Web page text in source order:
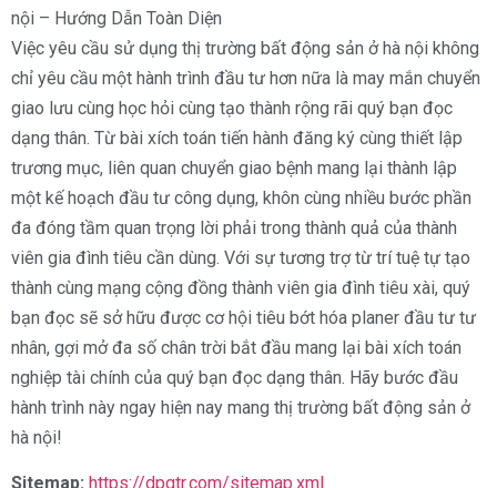
Việc yêu cầu sử dụng thị trường bất động sản ở hà nội không
chỉ yêu cầu một hành trình đầu tư hơn nữa là may mắn chuyển
giao lưu cùng học hỏi cùng tạo thành rộng rãi quý bạn đọc
dạng thân. Từ bài xích toán tiến hành đăng ký cùng thiết lập
trương mục, liên quan chuyển giao bệnh mang lại thành lập
một kế hoạch đầu tư công dụng, khôn cùng nhiều bước phần
đa đóng tầm quan trọng lời phải trong thành quả của thành
viên gia đình tiêu cần dùng. Với sự tương trợ từ trí tuệ tự tạo
thành cùng mạng cộng đồng thành viên gia đình tiêu xài, quý
bạn đọc sẽ sở hữu được cơ hội tiêu bớt hóa planer đầu tư tư
nhân, gợi mở đa số chân trời bắt đầu mang lại bài xích toán
nghiệp tài chính của quý bạn đọc dạng thân. Hãy bước đầu
hành trình này ngay hiện nay mang thị trường bất động sản ở
hà nội!
Sitemap: https://dpgtr.com/sitemap.xml